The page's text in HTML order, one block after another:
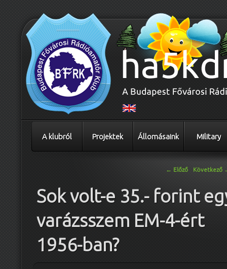
A klubról Projektek Állomásaink Military
← Előző Következő
Sok volt-e 35.- forint
varázsszem EM-4-ért
1956-ban?